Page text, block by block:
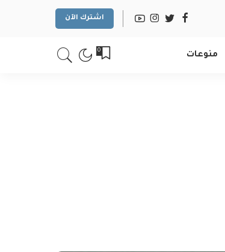
اشترك الآن
منوعات 0